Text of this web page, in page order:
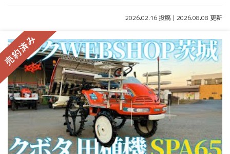
2026.02.16 投稿 | 2026.08.08 更新